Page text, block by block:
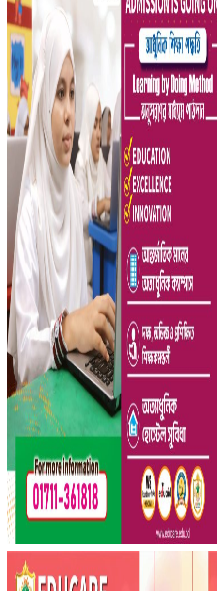
আ.লীগ ও জাপার ৯ নেতা কারাগারে
ভারতে ভয়াবহ সড়ক দুর্ঘটনা, নিহত ১৫
হলিউডে নতুন প্রেমের গুঞ্জন